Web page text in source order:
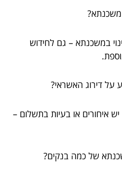
משכנתא?
במשכנתא – גם לחידוש
על דירוג האשראי?
איחורים או בעיות בתשלום –
של כמה בנקים?